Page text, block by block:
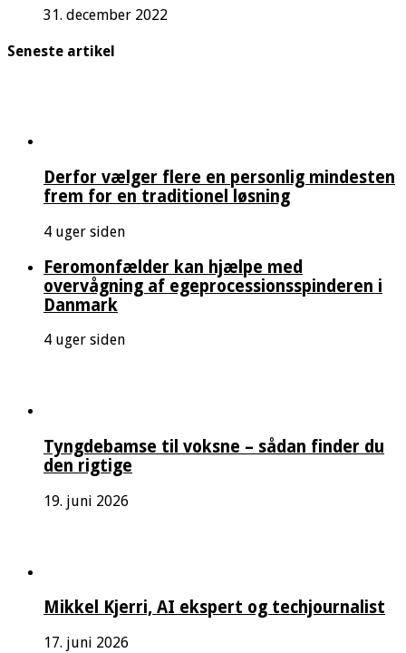
31. december 2022
Seneste artikel
Derfor vælger flere en personlig mindesten
frem for en traditionel løsning
4 uger siden
Feromonfælder kan hjælpe med
overvågning af egeprocessionsspinderen i
Danmark
4 uger siden
Tyngdebamse til voksne – sådan finder du
den rigtige
19. juni 2026
Mikkel Kjerri, AI ekspert og techjournalist
17. juni 2026